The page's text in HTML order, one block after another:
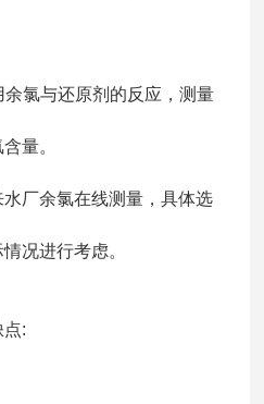
氯与还原剂的反应，测量
量。
厂余氯在线测量，具体选
况进行考虑。
: